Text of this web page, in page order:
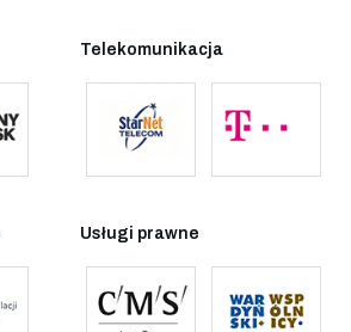
Telekomunikacja
Usługi prawne